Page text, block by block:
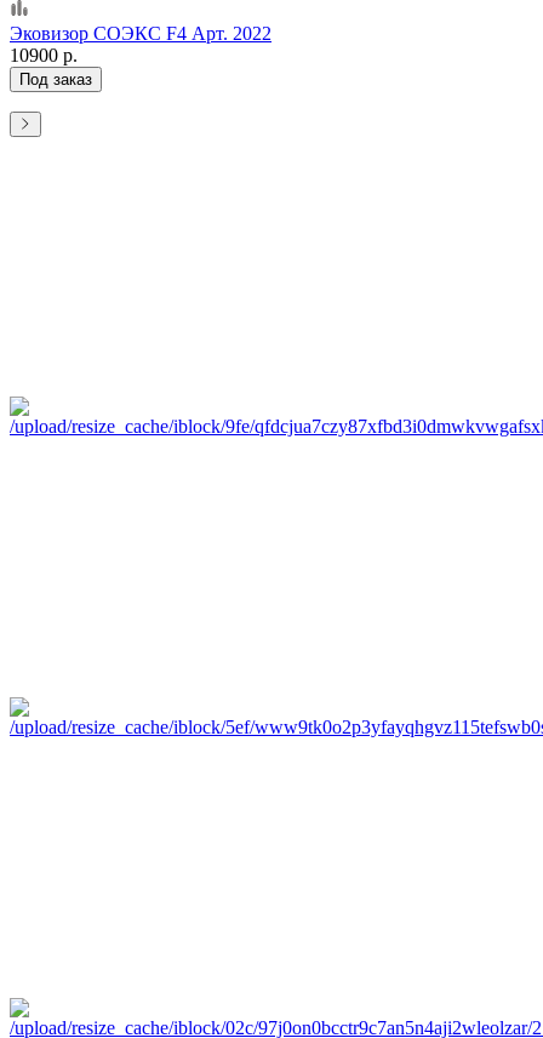
Эковизор СОЭКС F4 Арт. 2022
10900 р.
Под заказ